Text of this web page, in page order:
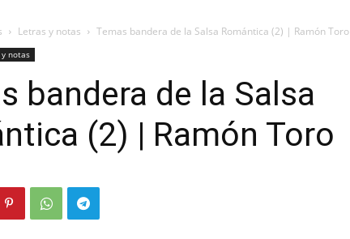
Letras y notas Temas bandera de la Salsa Romántica (2) | Ramón Toro
notas
bandera de la Salsa
(2) | Ramón Toro